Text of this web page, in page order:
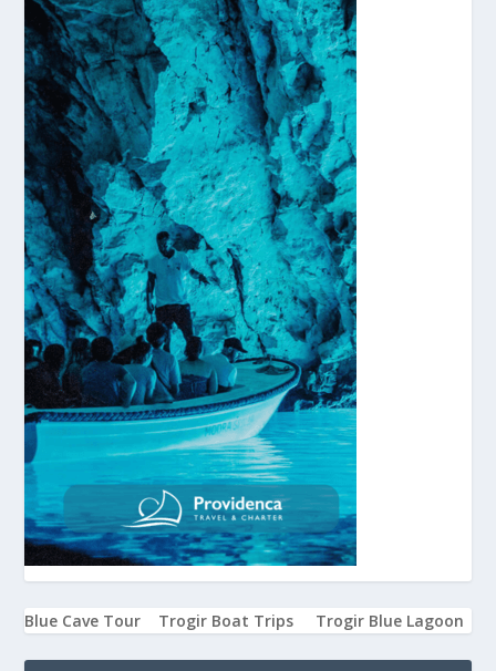
Blue Cave Tour Trogir Boat Trips Trogir Blue Lagoon